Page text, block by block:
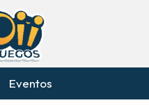
Eventos